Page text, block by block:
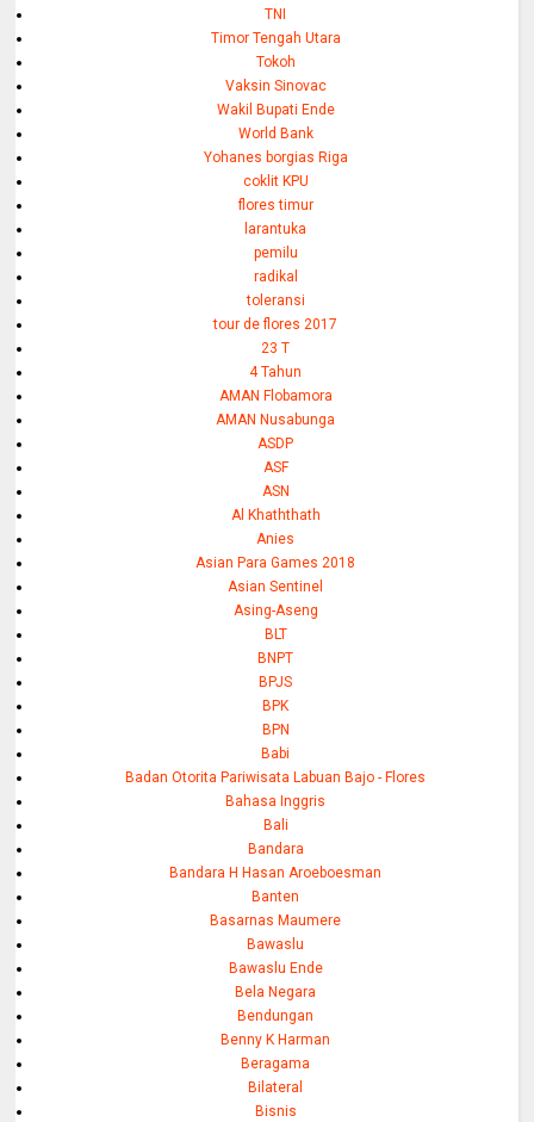
TNI
Timor Tengah Utara
Tokoh
Vaksin Sinovac
Wakil Bupati Ende
World Bank
Yohanes borgias Riga
coklit KPU
flores timur
larantuka
pemilu
radikal
toleransi
tour de flores 2017
23 T
4 Tahun
AMAN Flobamora
AMAN Nusabunga
ASDP
ASF
ASN
Al Khaththath
Anies
Asian Para Games 2018
Asian Sentinel
Asing-Aseng
BLT
BNPT
BPJS
BPK
BPN
Babi
Badan Otorita Pariwisata Labuan Bajo - Flores
Bahasa Inggris
Bali
Bandara
Bandara H Hasan Aroeboesman
Banten
Basarnas Maumere
Bawaslu
Bawaslu Ende
Bela Negara
Bendungan
Benny K Harman
Beragama
Bilateral
Bisnis